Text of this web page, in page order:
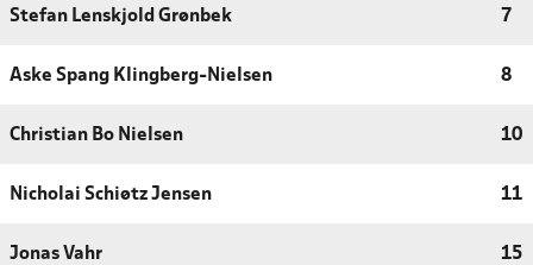
Stefan Lenskjold Grønbek 7
Aske Spang Klingberg-Nielsen 8
Christian Bo Nielsen 10
Nicholai Schiøtz Jensen 11
Jonas Vahr 15